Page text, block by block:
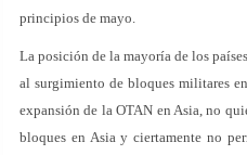
principios de mayo.
La posición de la mayoría de los
al surgimiento de bloques militares
expansión de la OTAN en Asia, no
bloques en Asia y ciertamente no